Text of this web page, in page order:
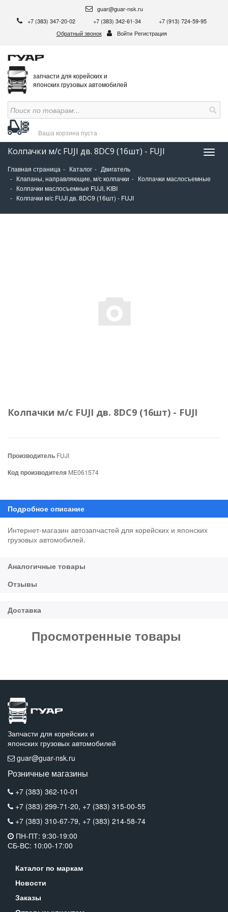
guar@guar-nsk.ru
+7 (383) 347-20-02
+7 (383) 342-61-34
+7 (913) 724-59-95
Обратный звонок
Войти Регистрация
запчасти для корейских и
японских грузовых автомобилей
Ваша корзина пуста
Колпачки м/с FUJI дв. 8DC9 (16шт) - FUJI
Главная страница Каталог
Двигатель
Клапаны, направляющие, м/с колпачки
Колпачки маслосъемные
Колпачки маслосъемные FUJI, KIBI
Колпачки м/с FUJI дв. 8DC9 (16шт) - FUJI
Колпачки м/с FUJI дв. 8DC9 (16шт) - FUJI
Производитель FUJI
Код производителя ME061574
Интернет-магазин автозапчастей для корейских и японских
грузовых автомобилей.
Просмотренные товары
Запчасти для корейских и
японских грузовых автомобилей
guar@guar-nsk.ru
Розничные магазины
+7 (383) 362-10-01
+7 (383) 299-71-20, +7 (383) 315-00-55
+7 (383) 310-67-79, +7 (383) 214-58-74
ПН-ПТ: 9:30-19:00
СБ-ВС: 10:00-17:00
Каталог по маркам
Новости
Заказы